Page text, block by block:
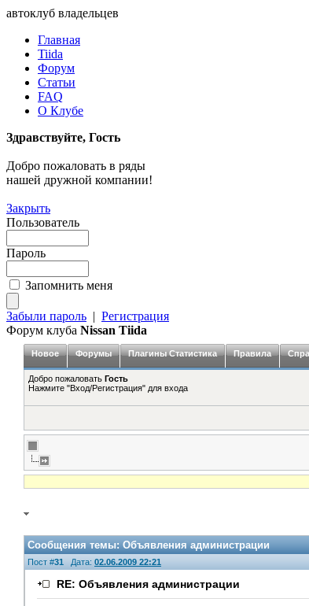
автоклуб владельцев
Главная
Tiida
Форум
Статьи
FAQ
О Клубе
Здравствуйте, Гость
Добро пожаловать в ряды
нашей дружной компании!
Закрыть
Пользователь
Пароль
Запомнить меня
Забыли пароль | Регистрация
Форум клуба Nissan Tiida
Новое Форумы Плагины Статистика Правила
Добро пожаловать Гость
Нажмите "Вход/Регистрация" для входа
Сообщения темы:Объявления администрации
Пост #31 Дата: 02.06.2009 22:21
RE: Объявления администрации